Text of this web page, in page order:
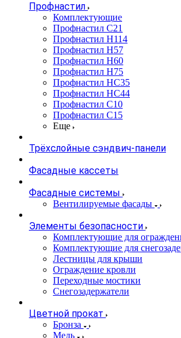
Профнастил
Комплектующие
Профнастил C21
Профнастил Н114
Профнастил Н57
Профнастил Н60
Профнастил Н75
Профнастил НС35
Профнастил НС44
Профнастил С10
Профнастил С15
Еще
Трёхслойные сэндвич-панели
Фасадные кассеты
Фасадные системы
Вентилируемые фасады
Элементы безопасности
Комплектующие для
Комплектующие для
Лестницы для крыши
Ограждение кровли
Переходные мостики
Снегозадержатели
Цветной прокат
Бронза
Медь